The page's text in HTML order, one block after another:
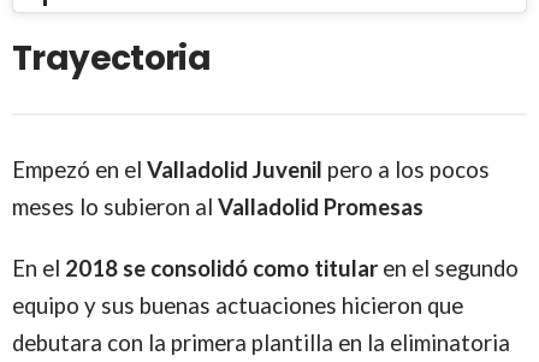
Trayectoria
Empezó en el Valladolid Juvenil pero a los pocos
meses lo subieron al Valladolid Promesas
En el 2018 se consolidó como titular en el segundo
equipo y sus buenas actuaciones hicieron que
debutara con la primera plantilla en la eliminatoria